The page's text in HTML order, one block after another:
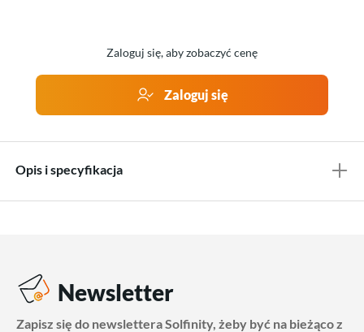
Zaloguj się, aby zobaczyć cenę
Zaloguj się
Opis i specyfikacja
Newsletter
Zapisz się do newslettera Solfinity, żeby być na bieżąco z